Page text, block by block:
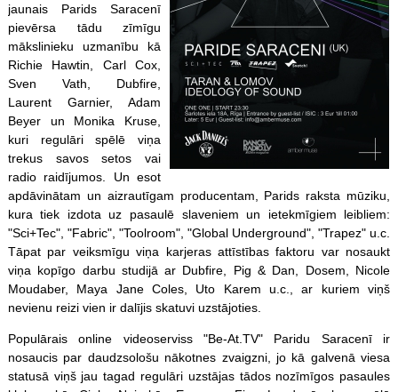
jaunais Parids Saracenī
pievērsa tādu zīmīgu
mākslinieku uzmanību kā
Richie Hawtin, Carl Cox,
Sven Vath, Dubfire,
Laurent Garnier, Adam
Beyer un Monika Kruse,
kuri regulāri spēlē viņa
trekus savos setos vai
radio raidījumos. Un esot
apdāvinātam un aizrautīgam producentam, Parids raksta mūziku,
kura tiek izdota uz pasaulē slaveniem un ietekmīgiem leibliem:
"Sci+Tec", "Fabric", "Toolroom", "Global Underground", "Trapez" u.c.
Tāpat par veiksmīgu viņa karjeras attīstības faktoru var nosaukt
viņa kopīgo darbu studijā ar Dubfire, Pig & Dan, Dosem, Nicole
Moudaber, Maya Jane Coles, Uto Karem u.c., ar kuriem viņš
nevienu reizi vien ir dalījis skatuvi uzstājoties.
Populārais online videoserviss "Be-At.TV" Paridu Saracenī ir
nosaucis par daudzsološu nākotnes zvaigzni, jo kā galvenā viesa
statusā viņš jau tagad regulāri uzstājas tādos nozīmīgos pasaules